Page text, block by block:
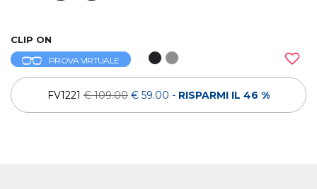
CLIP ON
PROVA VIRTUALE
FV1221 € 109.00 € 59.00 - RISPARMI IL 46 %